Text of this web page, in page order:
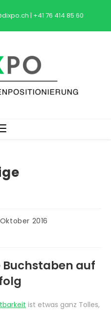
| +41 76 414 85 60
2016
auf
ist etwas ganz Tolles,